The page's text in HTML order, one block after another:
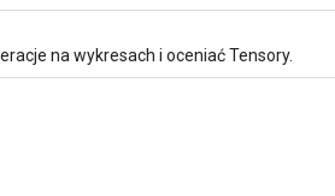
na wykresach i oceniać Tensory.